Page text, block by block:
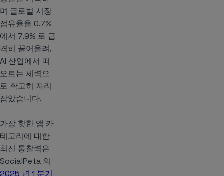
며 글로벌 시장
점유율을 0.7%
에서 7.9% 로 급
격히 끌어올려,
AI 산업에서 떠
오르는 세력으
로 확고히 자리
잡았습니다.
가장 핫한 앱 카
테고리에 대한
최신 통찰력은
SocialPeta 의
2025 년 1 분기